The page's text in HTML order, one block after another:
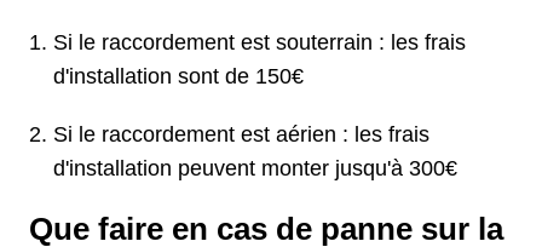
Si le raccordement est souterrain : les frais
d'installation sont de 150€
Si le raccordement est aérien : les frais
d'installation peuvent monter jusqu'à 300€
Que faire en cas de panne sur la